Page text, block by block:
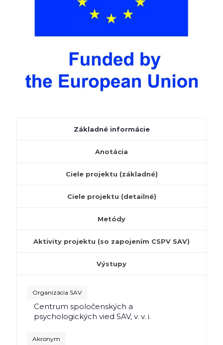
Základné informácie
Anotácia
Ciele projektu (základné)
Ciele projektu (detailné)
Metódy
Aktivity projektu (so zapojením CSPV SAV)
Výstupy
Organizácia SAV
Centrum spoločenských a
psychologických vied SAV, v. v. i.
Akronym